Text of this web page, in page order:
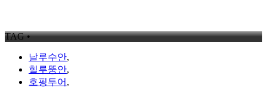
TAG •
날루수안,
힐루뚱안,
호핑투어 ,